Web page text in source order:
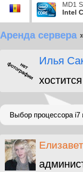
MD1
Intel
Аренда сервера
Илья
Выбор процессора i7